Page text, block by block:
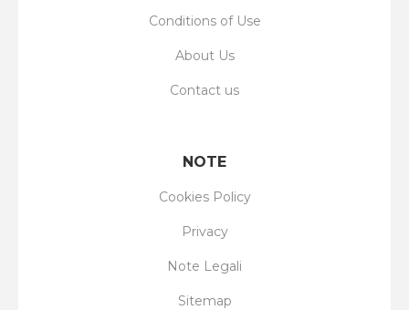
Conditions of Use
About Us
Contact us
NOTE
Cookies Policy
Privacy
Note Legali
Sitemap